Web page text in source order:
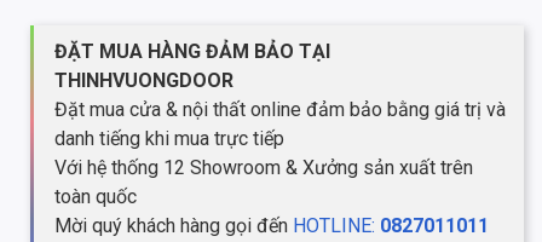
ĐẶT MUA HÀNG ĐẢM BẢO TẠI
THINHVUONGDOOR
Đặt mua cửa & nội thất online đảm bảo bằng giá trị và
danh tiếng khi mua trực tiếp
Với hệ thống 12 Showroom & Xưởng sản xuất trên
toàn quốc
Mời quý khách hàng gọi đến HOTLINE: 0827011011